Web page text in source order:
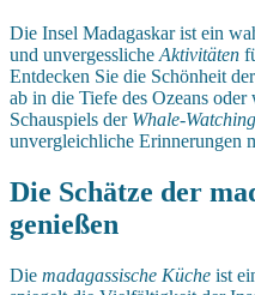
Die Insel Madagaskar ist ein
und unvergessliche Aktivitäten
Entdecken Sie die Schönheit
ab in die Tiefe des Ozeans
Schauspiels der Whale-Watching
unvergleichliche Erinnerungen
Die Schätze der
genießen
Die madagassische Küche ist